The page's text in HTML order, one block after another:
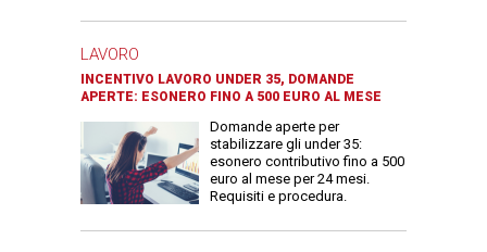
LAVORO
INCENTIVO LAVORO UNDER 35, DOMANDE
APERTE: ESONERO FINO A 500 EURO AL MESE
Domande aperte per
stabilizzare gli under 35:
esonero contributivo fino a 500
euro al mese per 24 mesi.
Requisiti e procedura.